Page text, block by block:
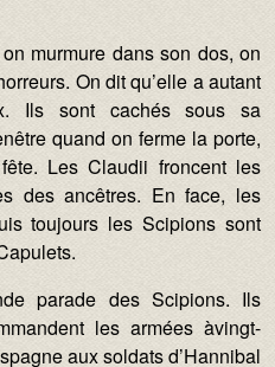
murmure dans son dos, on
On dit qu’elle a autant
Ils sont cachés sous sa
quand on ferme la porte,
Les Claudii froncent les
des ancêtres. En face, les
toujours les Scipions sont
parade des Scipions. Ils
les armées àvingt-
aux soldats d’Hannibal